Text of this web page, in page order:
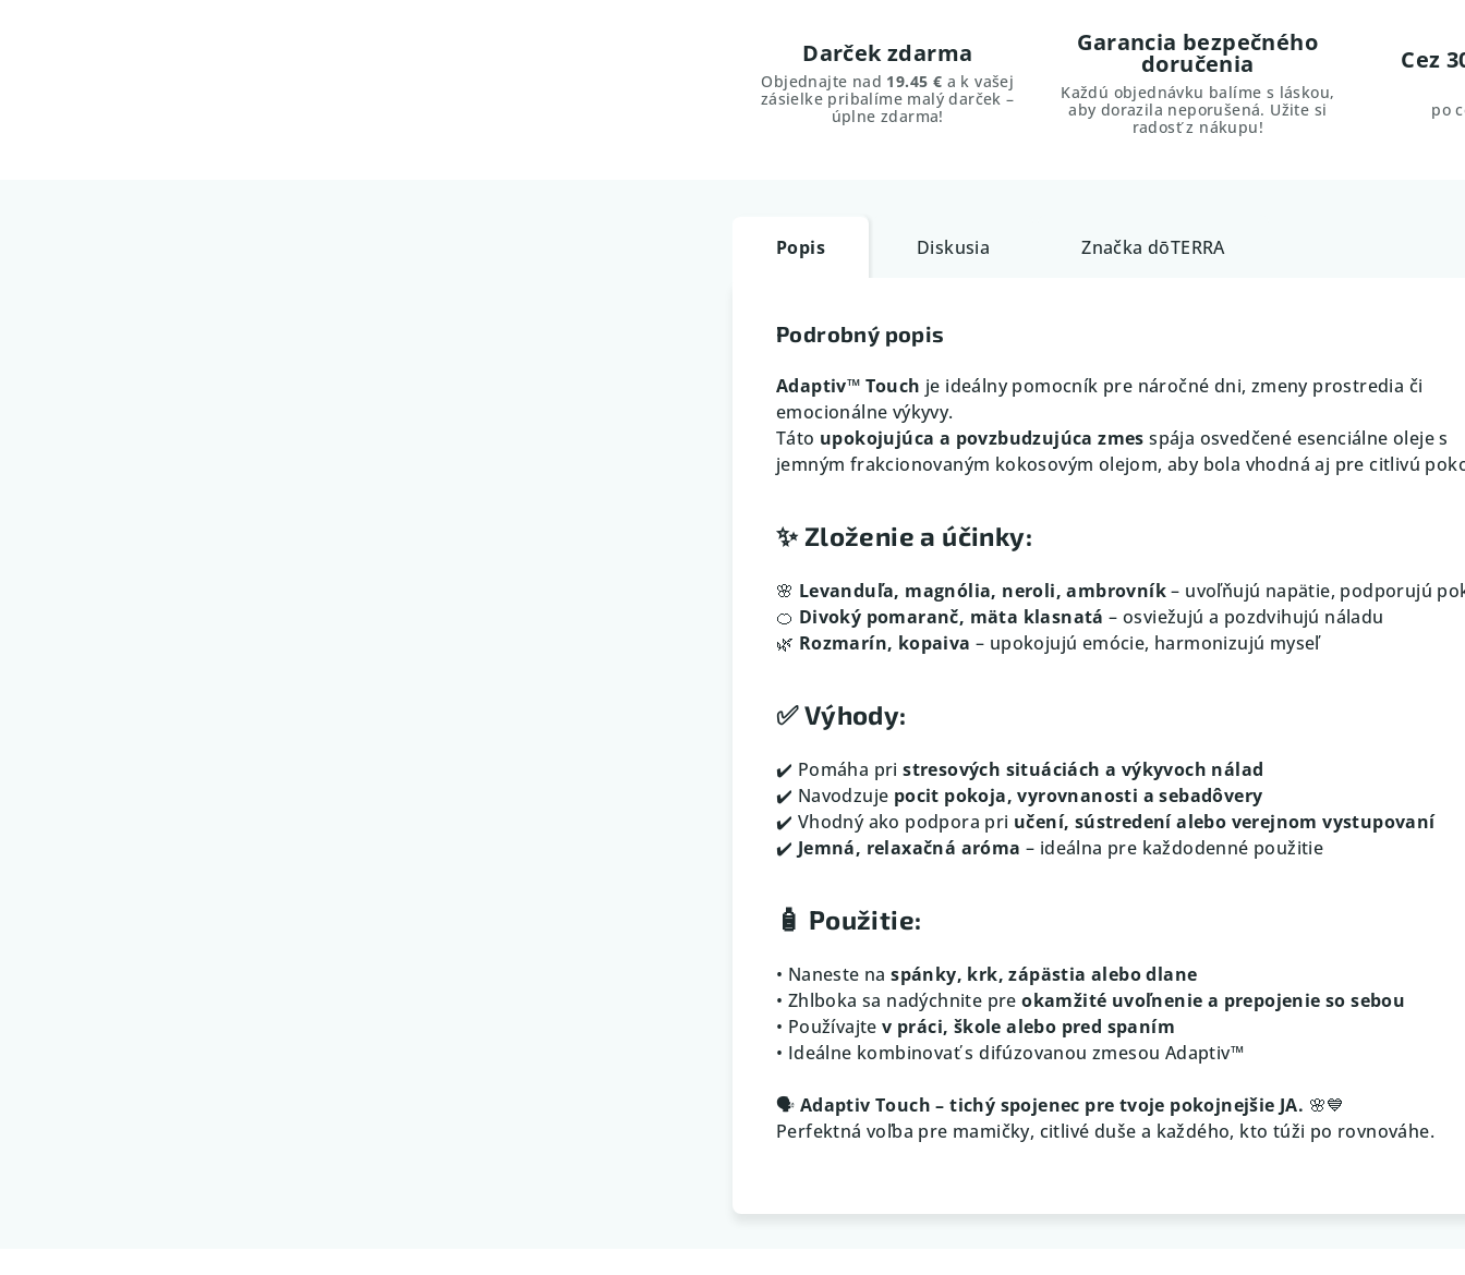
Darček zdarma
Objednajte nad 19.45 € a k vašej
zásielke pribalíme malý darček –
úplne zdarma!
Garancia bezpečného
doručenia
Každú objednávku balíme s láskou,
aby dorazila neporušená. Užite si
radosť z nákupu!
Cez
po
Popis Diskusia Značka dōTERRA
Podrobný popis
Adaptiv™ Touch je ideálny pomocník pre náročné dni, zmeny prostredia či
emocionálne výkyvy.
Táto upokojujúca a povzbudzujúca zmes spája osvedčené esenciálne oleje s
jemným frakcionovaným kokosovým olejom, aby bola vhodná aj pre citlivú
✨ Zloženie a účinky:
🌸 Levanduľa, magnólia, neroli, ambrovník– uvoľňujú napätie, podporujú
🍊 Divoký pomaranč, mäta klasnatá – osviežujú a pozdvihujú náladu
🌿 Rozmarín, kopaiva – upokojujú emócie, harmonizujú myseľ
✅Výhody:
✔️ Pomáha pristresových situáciách a výkyvoch nálad
✔️ Navodzuje pocit pokoja, vyrovnanosti a sebadôvery
✔️ Vhodný ako podpora pri učení, sústredení alebo verejnom vystupovaní
✔️ Jemná, relaxačná aróma – ideálna pre každodenné použitie
🧴 Použitie:
• Naneste naspánky, krk, zápästia alebo dlane
• Zhlboka sa nadýchnite preokamžité uvoľnenie a prepojenie so sebou
• Používajtev práci, škole alebo pred spaním
• Ideálne kombinovať s difúzovanou zmesou Adaptiv™
🗣️ Adaptiv Touch – tichý spojenec pre tvoje pokojnejšie JA. 🌸💙
Perfektná voľba pre mamičky, citlivé duše a každého, kto túži po rovnováhe.